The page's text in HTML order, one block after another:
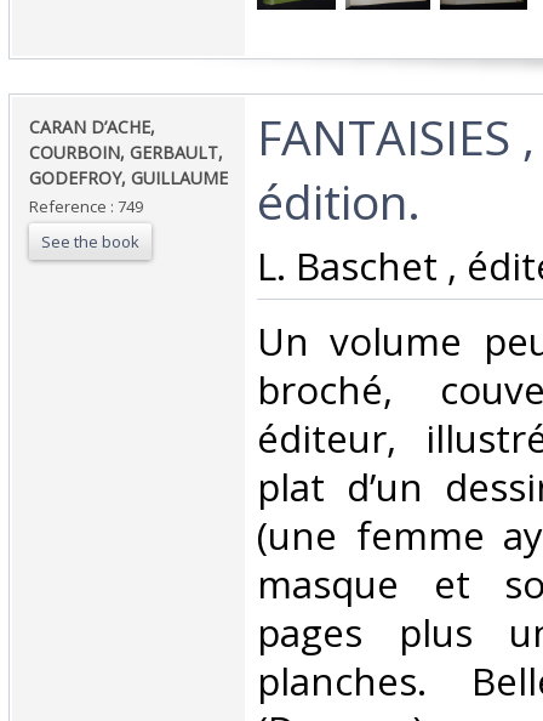
‎CARAN D’ACHE,
COURBOIN, GERBAULT,
GODEFROY, GUILLAUME‎
Reference : 749
See the book
édition.‎
‎L. Baschet ,
‎Un volume
broché,
éditeur,
plat d’un
(une femme
masque et
pages plus
planches.